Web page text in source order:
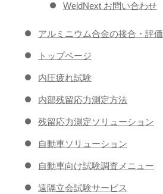
WeldNext お問い合わせ
アルミニウム合金の接合・評価
トップページ
内圧疲れ試験
内部残留応力測定方法
残留応力測定ソリューション
自動車ソリューション
自動車向け試験調査メニュー
遠隔立会試験サービス